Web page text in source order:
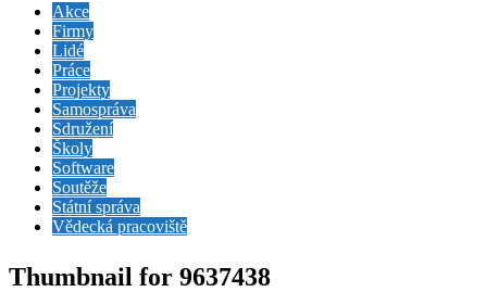
Akce
Firmy
Lidé
Práce
Projekty
Samospráva
Sdružení
Školy
Software
Soutěže
Státní správa
Vědecká pracoviště
Thumbnail for 9637438